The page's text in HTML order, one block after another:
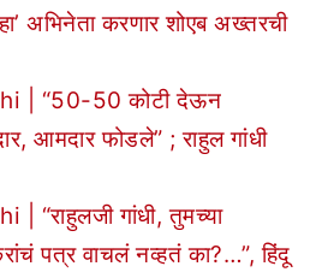
अभिनेता करणार शोएब अख्तरची
| “50-50 कोटी देऊन
आमदार फोडले” ; राहुल गांधी
“राहुलजी गांधी, तुमच्या
पत्र वाचलं नव्हतं का?…”, हिंदू